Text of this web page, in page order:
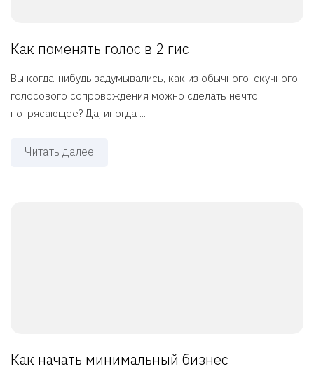
Как поменять голос в 2 гис
Вы когда-нибудь задумывались, как из обычного, скучного
голосового сопровождения можно сделать нечто
потрясающее? Да, иногда ...
Читать далее
Как начать минимальный бизнес